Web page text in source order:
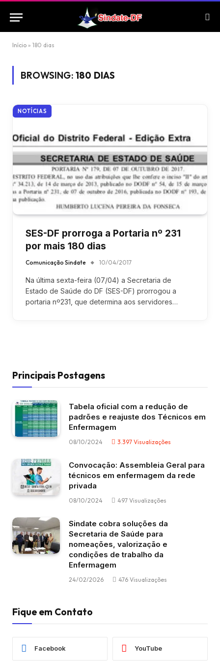
Início » 180 dias
BROWSING: 180 DIAS
NOTÍCIAS
SES-DF prorroga a Portaria nº 231
por mais 180 dias
Comunicação Sindate 10/04/2017
Na última sexta-feira (07/04) a Secretaria de
Estado de Saúde do DF (SES-DF) prorrogou a
portaria nº231, que determina aos servidores…
Principais Postagens
Tabela oficial com a redução de
padrões e reajuste dos Técnicos em
Enfermagem
08/10/2024 3.397 Visualizações
Convocação: Assembleia Geral para
técnicos em enfermagem da rede
privada
08/10/2024 497 Visualizações
Sindate cobra soluções da
Secretaria de Saúde para
nomeações, valorização e
condições de trabalho da
Enfermagem
24/02/2026 476 Visualizações
Fique em Contato
Facebook YouTube